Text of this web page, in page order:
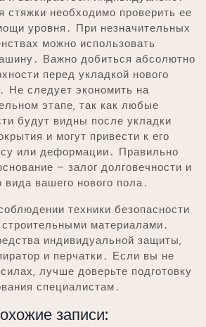
необходимо проверить ее
уровня․ При незначительных
можно использовать
Важно добиться абсолютно
перед укладкой нового
Не следует экономить на
этапе‚ так как любые
будут видны после укладки
и могут привести к его
или деформации․ Правильно
– залог долговечности и
вида вашего нового пола․
техники безопасности
материалами․
индивидуальной защиты‚
и перчатки․ Если вы не
лучше доверьте подготовку
специалистам․
записи: